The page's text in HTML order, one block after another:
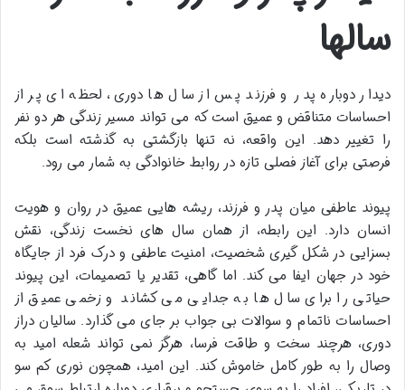
سالها
دیدار دوباره پدر و فرزند پس از سال ها دوری، لحظه ای پر از
احساسات متناقض و عمیق است که می تواند مسیر زندگی هر دو نفر
را تغییر دهد. این واقعه، نه تنها بازگشتی به گذشته است بلکه
فرصتی برای آغاز فصلی تازه در روابط خانوادگی به شمار می رود.
پیوند عاطفی میان پدر و فرزند، ریشه هایی عمیق در روان و هویت
انسان دارد. این رابطه، از همان سال های نخست زندگی، نقش
بسزایی در شکل گیری شخصیت، امنیت عاطفی و درک فرد از جایگاه
خود در جهان ایفا می کند. اما گاهی، تقدیر یا تصمیمات، این پیوند
حیاتی را برای سال ها به جدایی می کشاند و زخمی عمیق از
احساسات ناتمام و سوالات بی جواب بر جای می گذارد. سالیان دراز
دوری، هرچند سخت و طاقت فرسا، هرگز نمی تواند شعله امید به
وصال را به طور کامل خاموش کند. این امید، همچون نوری کم سو